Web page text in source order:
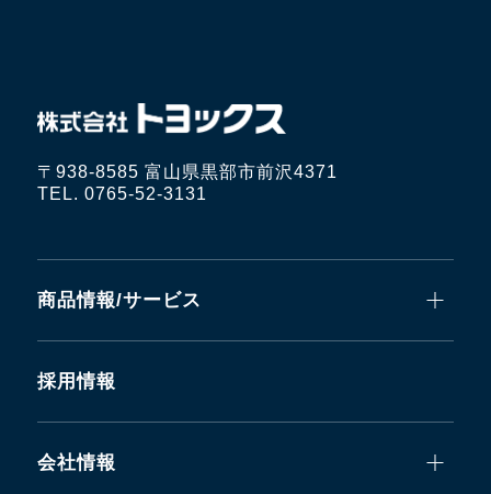
〒938-8585 富山県黒部市前沢4371
TEL. 0765-52-3131
商品情報/サービス
採用情報
会社情報